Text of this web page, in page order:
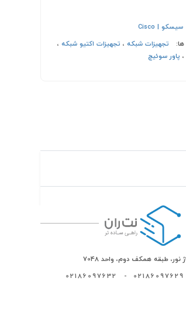
سیسکو | Cisco
تجهیزات شبکه، تجهیزات اکتیو شبکه،
پاور سوئیچ
طبقه همکف دوم، واحد 7048
02186097629
-
02186097632